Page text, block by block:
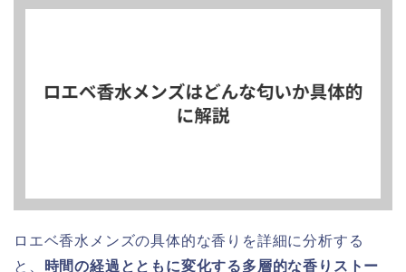
ロエベ香水メンズの具体的な香りを詳細に分析する
と、
時間の経過とともに変化する多層的な香りストー